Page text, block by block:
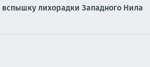
лихорадки Западного Нила